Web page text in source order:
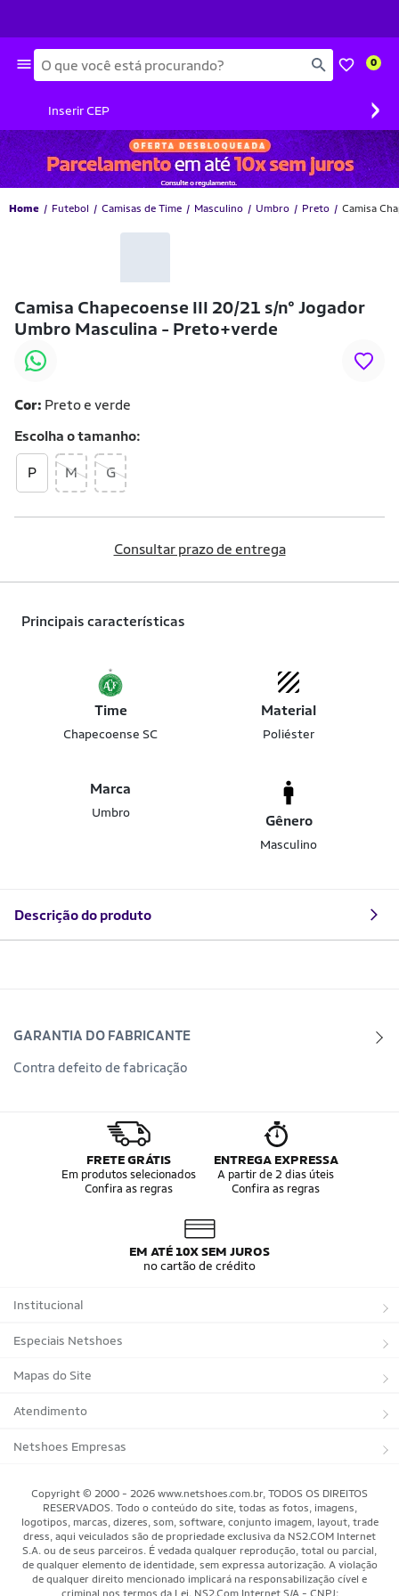
Busca 0
Inserir CEP ›
Home Futebol Camisas de Time Masculino Umbro Preto Camisa
Camisa Chapecoense III 20/21 s/n° Jogador
Umbro Masculina - Preto+verde
Cor: Preto e verde
Escolha otamanho
P M G
Consultar prazo de entrega
Principais características
Time
Chapecoense SC
Material
Poliéster
Marca
Umbro Gênero
Masculino
Descrição do produto
GARANTIA DO FABRICANTE
Contra defeito de fabricação
FRETE GRÁTIS
Em produtos selecionados
Confira as regras
ENTREGA EXPRESSA
A partir de 2 dias úteis
Confira as regras
EM ATÉ 10X SEM JUROS
no cartão de crédito
Institucional
Sobre a Netshoes
Política de Privacidade
Programa de Afiliados
Regulamentos
Programa de Integridade
Blog
Black Friday Magalu
Especiais Netshoes
Suplementos
Corrida
Bicicletas
Basquete
Motorsport
Mapas do Site
Marcas
Tipos de Produtos
Atendimento
Trocas e devoluções
Minha Conta
Meus Pedidos
Pagamentos
Netshoes Empresas
Copyright © 2000 - 2026 www.netshoes.com.br, TODOS OS DIREITOS
RESERVADOS. Todo o conteúdo do site, todas as fotos, imagens,
logotipos, marcas, dizeres, som, software, conjunto imagem, layout, trade
dress, aqui veiculados são de propriedade exclusiva da NS2.COM Internet
S.A. ou de seus parceiros. É vedada qualquer reprodução, total ou parcial,
de qualquer elemento de identidade, sem expressa autorização. A violação
de qualquer direito mencionado implicará na responsabilização cível e
criminal nos termos da Lei. NS2.Com Internet S/A - CNPJ: